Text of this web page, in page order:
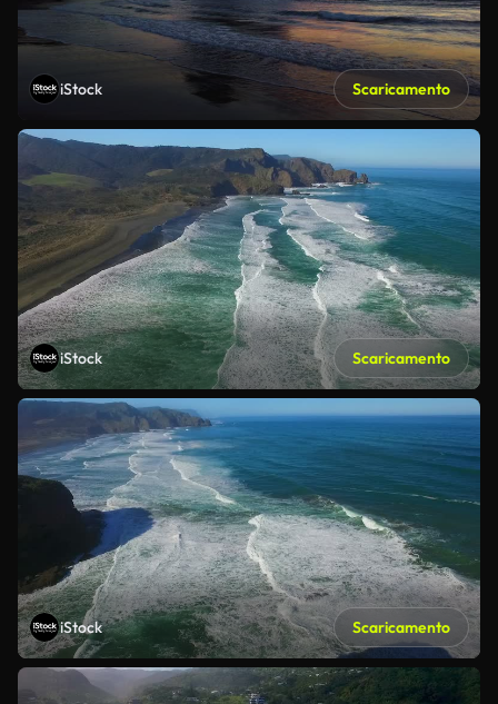
iStock Scaricamento
iStock Scaricamento
iStock Scaricamento